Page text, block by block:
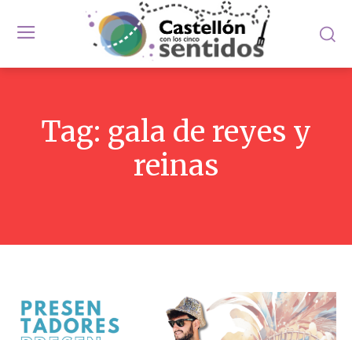
Tag: gala de reyes y
reinas